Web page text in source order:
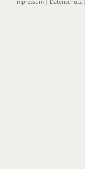
Impressum Datenschutz